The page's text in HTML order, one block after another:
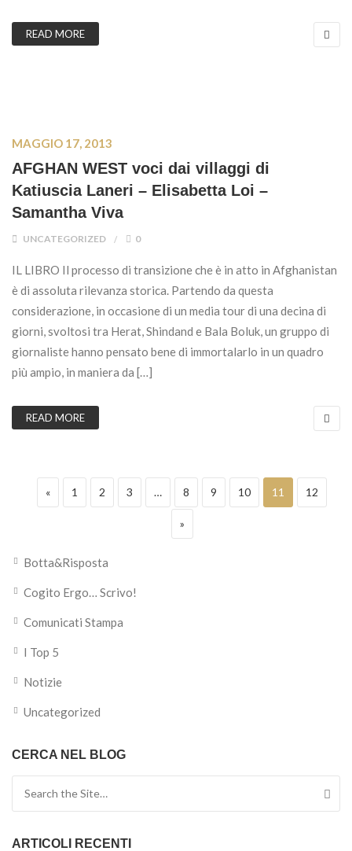
READ MORE
MAGGIO 17, 2013
AFGHAN WEST voci dai villaggi di
Katiuscia Laneri – Elisabetta Loi –
Samantha Viva
UNCATEGORIZED 0
IL LIBRO Il processo di transizione che è in atto in Afghanistan
è di assoluta rilevanza storica. Partendo da questa
considerazione, in occasione di un media tour di una decina di
giorni, svoltosi tra Herat, Shindand e Bala Boluk, un gruppo di
giornaliste hanno pensato bene di immortalarlo in un quadro
più ampio, in maniera da […]
READ MORE
Paginazione degli articoli
«Previous page
Page
1 Page
2 Page
3 … Page
8 Page
9 Page
10 Page
11 Page
12
Next page
»
Botta&Risposta
Cogito Ergo… Scrivo!
Comunicati Stampa
I Top 5
Notizie
Uncategorized
CERCA NEL BLOG
ARTICOLI RECENTI